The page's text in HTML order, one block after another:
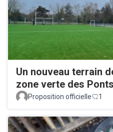
Un nouveau terrain
zone verte des
Proposition officielle 1